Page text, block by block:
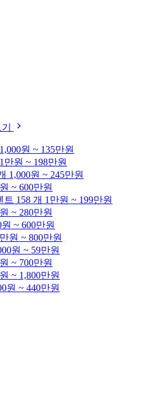
1,000원 ~ 135만원
1만원 ~ 198만원
1,000원 ~ 245만원
~ 600만원
트 158 개 1만원 ~ 199만원
~ 280만원
원 ~ 600만원
원 ~ 800만원
원 ~ 59만원
~ 700만원
~ 1,800만원
원 ~ 440만원